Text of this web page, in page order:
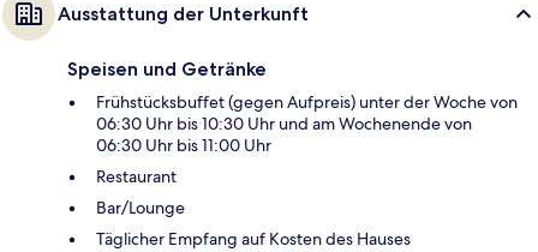
Ausstattung der Unterkunft
Speisen und Getränke
Frühstücksbuffet (gegen Aufpreis) unter der Woche von
06:30 Uhr bis 10:30 Uhr und am Wochenende von
06:30 Uhr bis 11:00 Uhr
Restaurant
Bar/Lounge
Täglicher Empfang auf Kosten des Hauses